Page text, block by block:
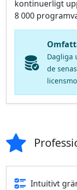
kontinuerligt
8 000
Dagliga
de
Intuitivt